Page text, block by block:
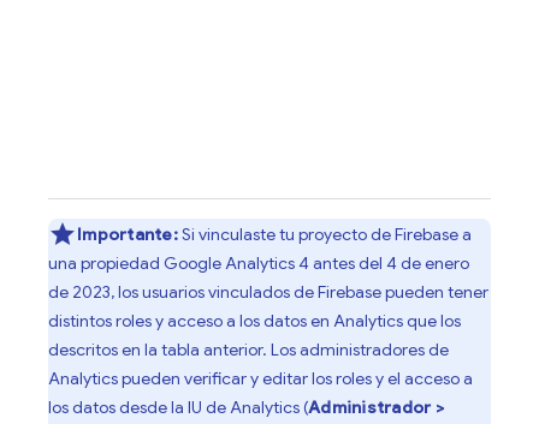
Importante:Si vinculaste tu proyecto de Firebase a
una propiedad Google Analytics 4 antes del 4 de enero
de 2023, los usuarios vinculados de Firebase pueden tener
distintos roles y acceso a los datos en Analytics que los
descritos en la tabla anterior. Los administradores de
Analytics pueden verificar y editar los roles y el acceso a
los datos desde la IU de Analytics (Administrador >